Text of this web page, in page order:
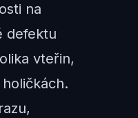
na
defektu
vteřin,